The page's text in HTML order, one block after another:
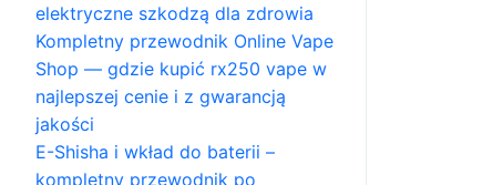
elektryczne szkodzą dla zdrowia
Kompletny przewodnik Online Vape
Shop — gdzie kupić rx250 vape w
najlepszej cenie i z gwarancją
jakości
E-Shisha i wkład do baterii –
kompletny przewodnik po